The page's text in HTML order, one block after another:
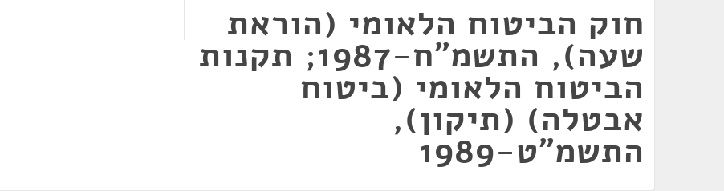
חוק הביטוח הלאומי (הוראת
שעה), התשמ"ח-1987; תקנות
הביטוח הלאומי (ביטוח
אבטלה) (תיקון),
התשמ"ט-1989